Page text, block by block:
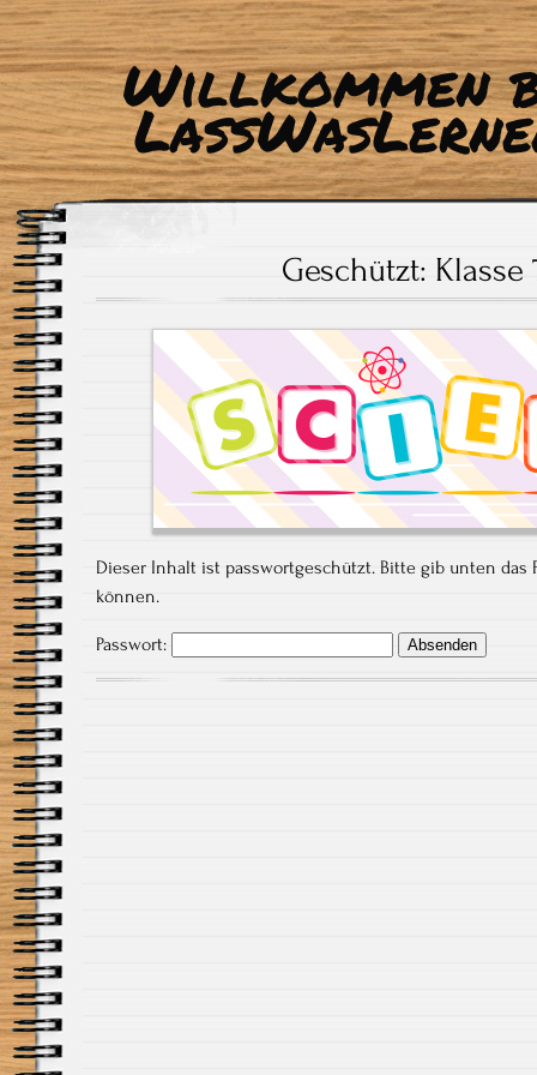
Willkommen
Geschützt: Klasse
Dieser Inhalt ist passwortgeschützt. Bitte gib unten das
können.
Passwort: